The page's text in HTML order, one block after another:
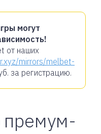
могут
от наших
mirrors/melbet-
за регистрацию.